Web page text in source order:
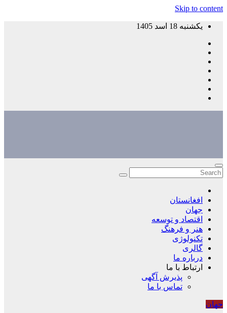
Skip to content
یکشنبه 18 اسد 1405
افغانستان
جهان
اقتصاد و توسعه
هنر و فرهنگ
تکنولوژی
گالری
درباره ما
ارتباط با ما
پذیرش آگهی
تماس با ما
جهان